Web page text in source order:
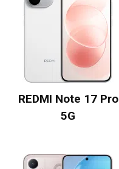
REDMI Note 17 Pro
5G